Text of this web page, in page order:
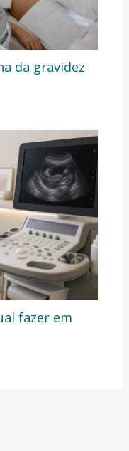
da gravidez
fazer em